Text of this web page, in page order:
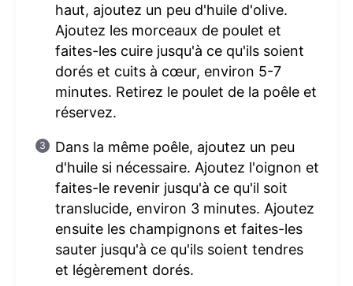
haut, ajoutez un peu d'huile d'olive.
Ajoutez les morceaux de poulet et
faites-les cuire jusqu'à ce qu'ils soient
dorés et cuits à cœur, environ 5-7
minutes. Retirez le poulet de la poêle et
réservez.
Dans la même poêle, ajoutez un peu
d'huile si nécessaire. Ajoutez l'oignon et
faites-le revenir jusqu'à ce qu'il soit
translucide, environ 3 minutes. Ajoutez
ensuite les champignons et faites-les
sauter jusqu'à ce qu'ils soient tendres
et légèrement dorés.